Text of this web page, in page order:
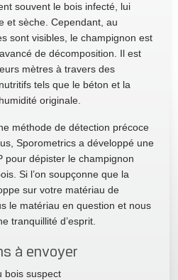
souvent le bois infecté, lui
et sèche. Cependant, au
sont visibles, le champignon est
de décomposition. Il est
mètres à travers des
tels que le béton et la
originale.
méthode de détection précoce
Sporometrics a développé une
pour dépister le champignon
Si l’on soupçonne que la
sur votre matériau de
le matériau en question et nous
tranquillité d’esprit.
à envoyer
bois suspect